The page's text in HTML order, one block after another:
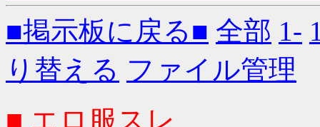
■掲示板に戻る■ 全部 1-
り替える ファイル管理
■ エロ服スレ